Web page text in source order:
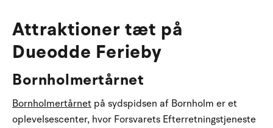
Attraktioner tæt på
Dueodde Ferieby
Bornholmertårnet
Bornholmertårnet på sydspidsen af Bornholm er et
oplevelsescenter, hvor Forsvarets Efterretningstjeneste